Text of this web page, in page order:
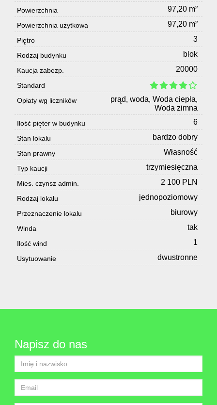
Powierzchnia 97,20 m²
Powierzchnia użytkowa 97,20 m²
Piętro 3
Rodzaj budynku blok
Kaucja zabezp. 20000
Standard
Opłaty wg liczników
prąd, woda, Woda ciepła,
Woda zimna
Ilość pięter w budynku 6
Stan lokalu bardzo dobry
Stan prawny Własność
Typ kaucji trzymiesięczna
Mies. czynsz admin. 2 100 PLN
Rodzaj lokalu jednopoziomowy
Przeznaczenie lokalu biurowy
Winda tak
Ilość wind 1
Usytuowanie dwustronne
Napisz do nas